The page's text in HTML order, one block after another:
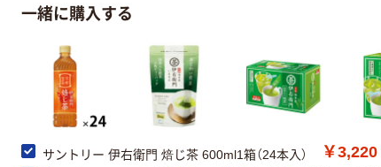
一緒に購入する
サントリー 伊右衛門 焙じ茶 600ml1箱（24本入） ￥3,220